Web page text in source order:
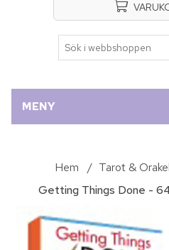
MENY
Hem / Tarot & Orakel
Getting Things Done -